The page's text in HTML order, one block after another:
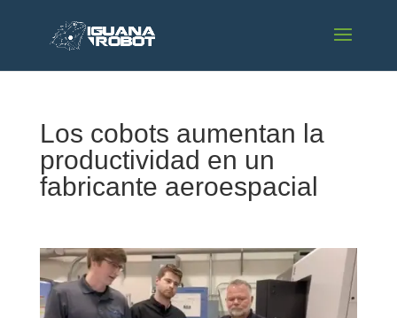
Los cobots aumentan la
productividad en un
fabricante aeroespacial